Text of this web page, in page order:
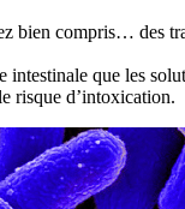
bien compris… des
intestinale que les
risque d’intoxication.